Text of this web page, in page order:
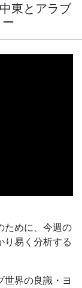
東とアラブ
ために、今週の
り易く分析する
世界の良識・ヨ